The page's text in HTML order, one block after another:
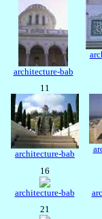
architecture-bab
11
architecture-bab
16
architecture-bab
21